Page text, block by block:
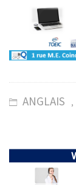
ANGLAIS ,